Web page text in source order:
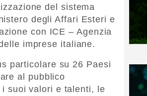
del sistema
degli Affari Esteri e
con ICE – Agenzia
imprese italiane.
particolare su 26 Paesi
al pubblico
i suoi valori e talenti, le